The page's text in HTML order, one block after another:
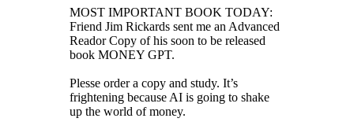
MOST IMPORTANT BOOK TODAY:
Friend Jim Rickards sent me an Advanced
Reador Copy of his soon to be released
book MONEY GPT.
Plesse order a copy and study. It’s
frightening because AI is going to shake
up the world of money.